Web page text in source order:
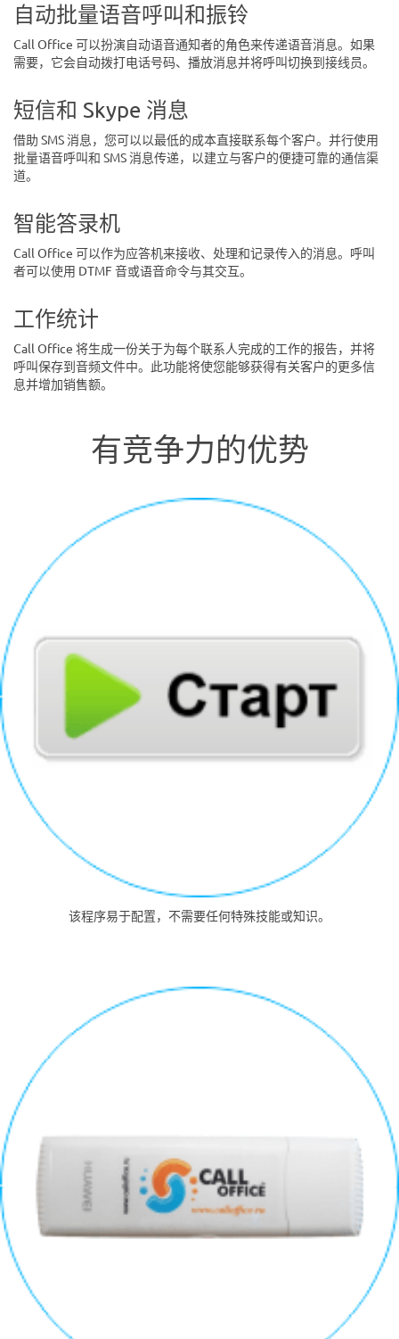
自动批量语音呼叫和振铃
Call Office 可以扮演自动语音通知者的角色来传递语音消息。如果
需要，它会自动拨打电话号码、播放消息并将呼叫切换到接线员。
短信和 Skype 消息
借助 SMS 消息，您可以以最低的成本直接联系每个客户。并行使用
批量语音呼叫和 SMS 消息传递，以建立与客户的便捷可靠的通信渠
道。
智能答录机
Call Office 可以作为应答机来接收、处理和记录传入的消息。呼叫
者可以使用 DTMF 音或语音命令与其交互。
工作统计
Call Office 将生成一份关于为每个联系人完成的工作的报告，并将
呼叫保存到音频文件中。此功能将使您能够获得有关客户的更多信
息并增加销售额。
有竞争力的优势
该程序易于配置，不需要任何特殊技能或知识。